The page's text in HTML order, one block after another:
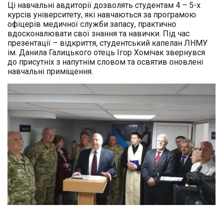
Ці навчальні авдиторії дозволять студентам 4 – 5-х
курсів університету, які навчаються за програмою
офіцерів медичної служби запасу, практично
вдосконалювати свої знання та навички. Під час
презентації – відкриття, студентський капелан ЛНМУ
ім. Данила Галицького отець Ігор Хомічак звернувся
до присутніх з напутнім словом та освятив оновлені
навчальні приміщення.